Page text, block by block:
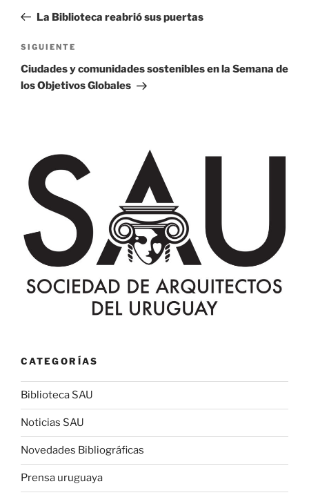
entradas
anterior:
La Biblioteca reabrió sus puertas
Siguiente
entrada
SIGUIENTE
Ciudades y comunidades sostenibles en la Semana de
los Objetivos Globales
CATEGORÍAS
Biblioteca SAU
Noticias SAU
Novedades Bibliográficas
Prensa uruguaya